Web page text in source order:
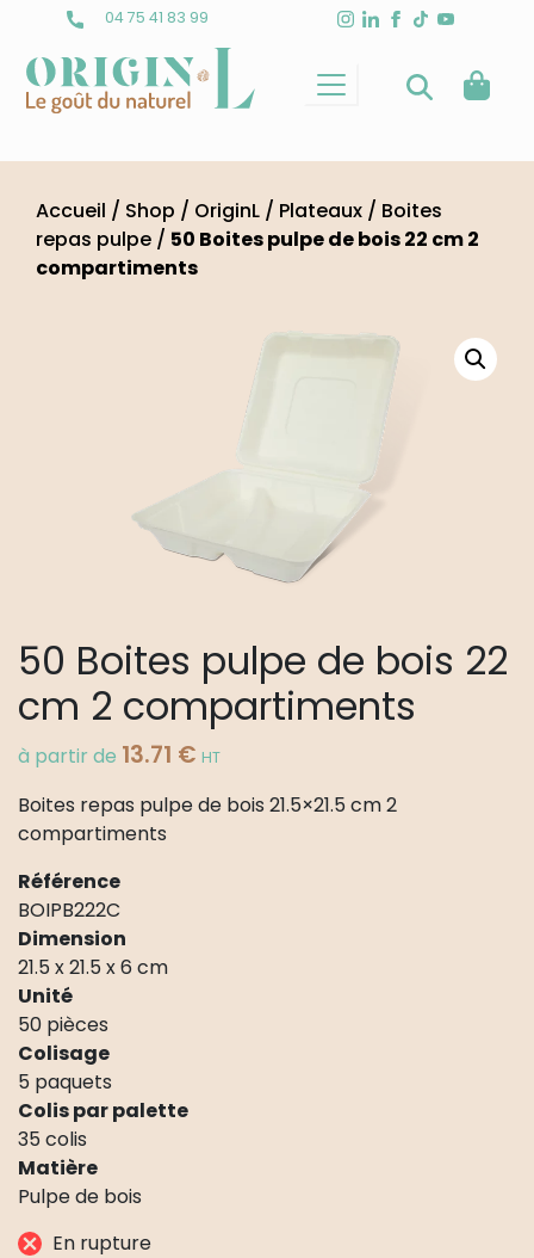
content
04 75 41 83 99
Accueil / Shop / OriginL / Plateaux / Boites
repas pulpe / 50 Boites pulpe de bois 22 cm 2
compartiments
50 Boites pulpe de bois 22
cm 2 compartiments
à partir de 13.71 € HT
Boites repas pulpe de bois 21.5×21.5 cm 2
compartiments
Référence
BOIPB222C
Dimension
21.5 x 21.5 x 6 cm
Unité
50 pièces
Colisage
5 paquets
Colis par palette
35 colis
Matière
Pulpe de bois
En rupture